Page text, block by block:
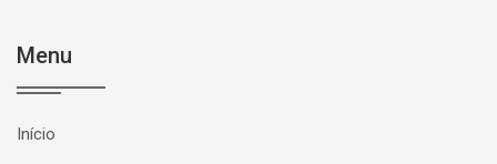
Menu
Início